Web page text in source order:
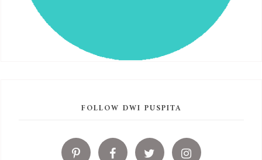
FOLLOW DWI PUSPITA